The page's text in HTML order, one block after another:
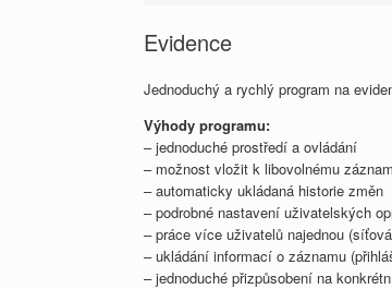
Evidence
Jednoduchý a rychlý program na
Výhody programu:
– jednoduché prostředí a ovládání
– možnost vložit k libovolnému
– automaticky ukládaná historie změn
– podrobné nastavení uživatelských
– práce více uživatelů najednou
– ukládání informací o záznamu
– jednoduché přizpůsobení na